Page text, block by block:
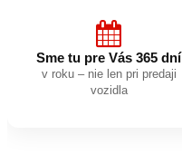
Sme tu pre Vás 365 dní
v roku – nie len pri predaji
vozidla